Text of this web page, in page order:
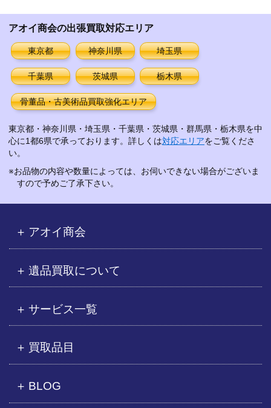
アオイ商会の出張買取対応エリア
東京都 神奈川県 埼玉県
千葉県 茨城県 栃木県
骨董品・古美術品買取強化エリア
東京都・神奈川県・埼玉県・千葉県・茨城県・群馬県・栃木県を中
心に1都6県で承っております。詳しくは対応エリアをご覧くださ
い。
※お品物の内容や数量によっては、お伺いできない場合がございま
すので予めご了承下さい。
アオイ商会
遺品買取について
サービス一覧
買取品目
BLOG